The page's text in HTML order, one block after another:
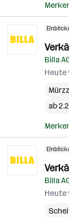
Billa
ab
Billa